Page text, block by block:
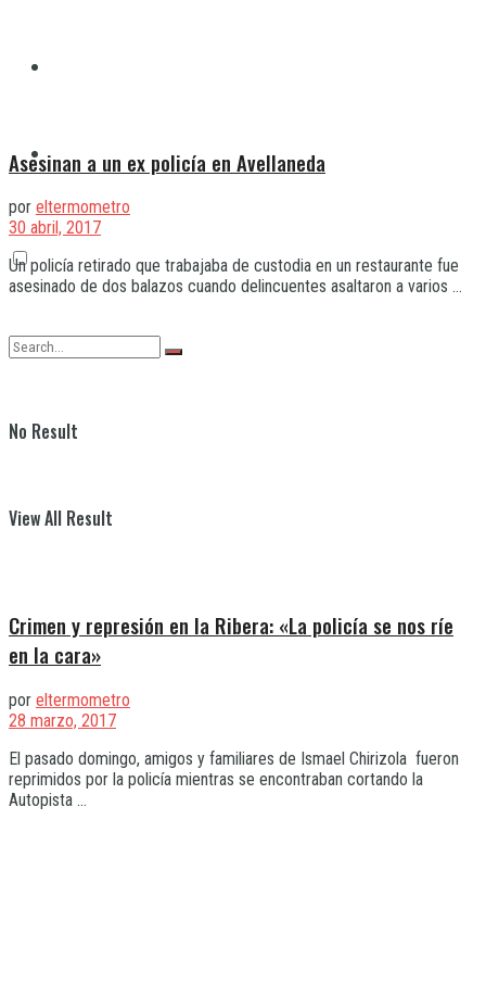
No Result
View All Result
Asesinan a un ex policía en Avellaneda
por eltermometro
30 abril, 2017
Un policía retirado que trabajaba de custodia en un restaurante fue
asesinado de dos balazos cuando delincuentes asaltaron a varios ...
Crimen y represión en la Ribera: «La policía se nos ríe
en la cara»
por eltermometro
28 marzo, 2017
El pasado domingo, amigos y familiares de Ismael Chirizola fueron
reprimidos por la policía mientras se encontraban cortando la
Autopista ...